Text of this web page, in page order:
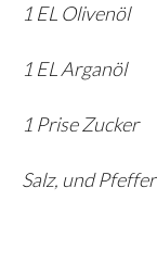
1 EL Olivenöl
1 EL Arganöl
1 Prise Zucker
Salz, und Pfeffer